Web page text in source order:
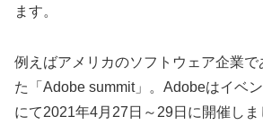
ます。
例えばアメリカのソフトウェア企業
た「Adobe summit」。Adobeはイベ
にて2021年4月27日～29日に開催しま